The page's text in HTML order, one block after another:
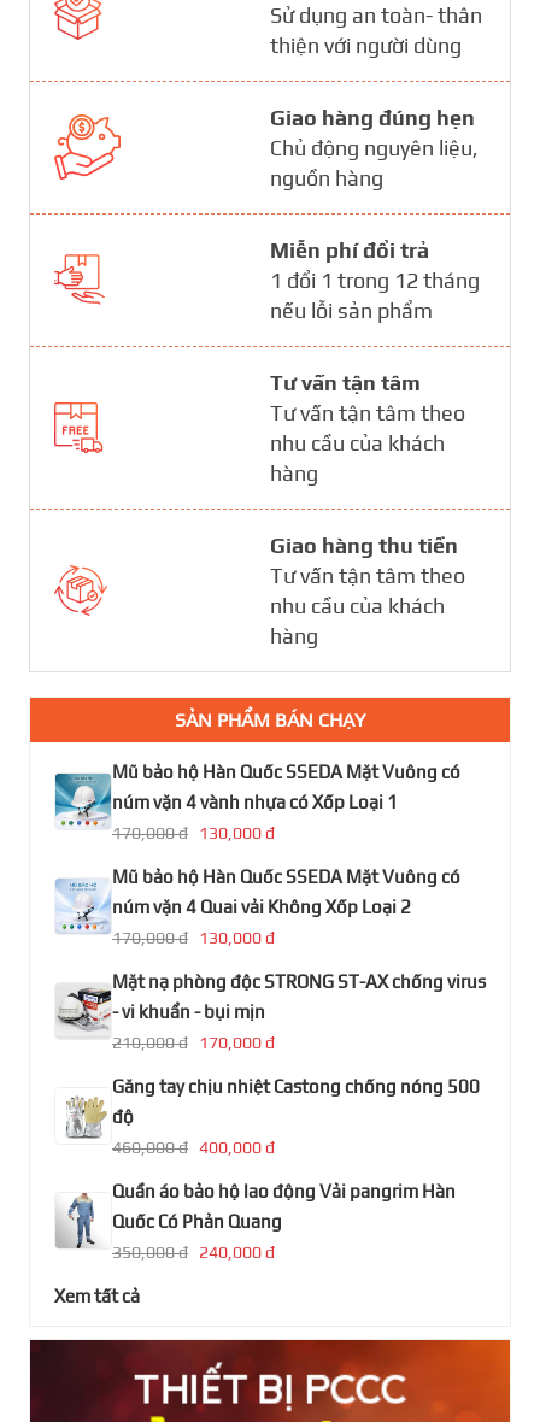
Sử dụng an toàn- thân
thiện với người dùng
Giao hàng đúng hẹn
Chủ động nguyên liệu,
nguồn hàng
Miễn phí đổi trả
1 đổi 1 trong 12 tháng
nếu lỗi sản phẩm
Tư vấn tận tâm
Tư vấn tận tâm theo
nhu cầu của khách
hàng
Giao hàng thu tiền
Tư vấn tận tâm theo
nhu cầu của khách
hàng
SẢN PHẨM BÁN CHẠY
Mũ bảo hộ Hàn Quốc SSEDA Mặt Vuông có
núm vặn 4 vành nhựa có Xốp Loại 1
170,000 đ 130,000 đ
Mũ bảo hộ Hàn Quốc SSEDA Mặt Vuông có
núm vặn 4 Quai vải Không Xốp Loại 2
170,000 đ 130,000 đ
Mặt nạ phòng độc STRONG ST-AX chống virus
- vi khuẩn - bụi mịn
210,000 đ 170,000 đ
Găng tay chịu nhiệt Castong chống nóng 500
độ
460,000 đ 400,000 đ
Quần áo bảo hộ lao động Vải pangrim Hàn
Quốc Có Phản Quang
350,000 đ 240,000 đ
Xem tất cả